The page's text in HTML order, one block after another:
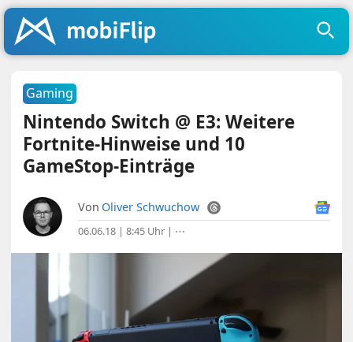
Gaming
Nintendo Switch @ E3: Weitere
Fortnite-Hinweise und 10
GameStop-Einträge
Von Oliver Schwuchow
06.06.18 | 8:45 Uhr | ⋯